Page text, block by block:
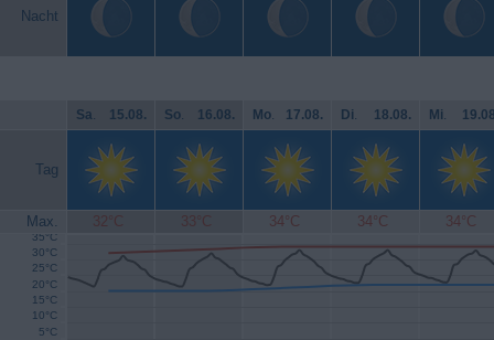
Nacht
Sa. 15.08. So. 16.08. Mo. 17.08. Di. 18.08. Mi.
Tag
Max. 32°C 33°C 34°C 34°C 34°C
5°C
10°C
15°C
20°C
25°C
30°C
35°C